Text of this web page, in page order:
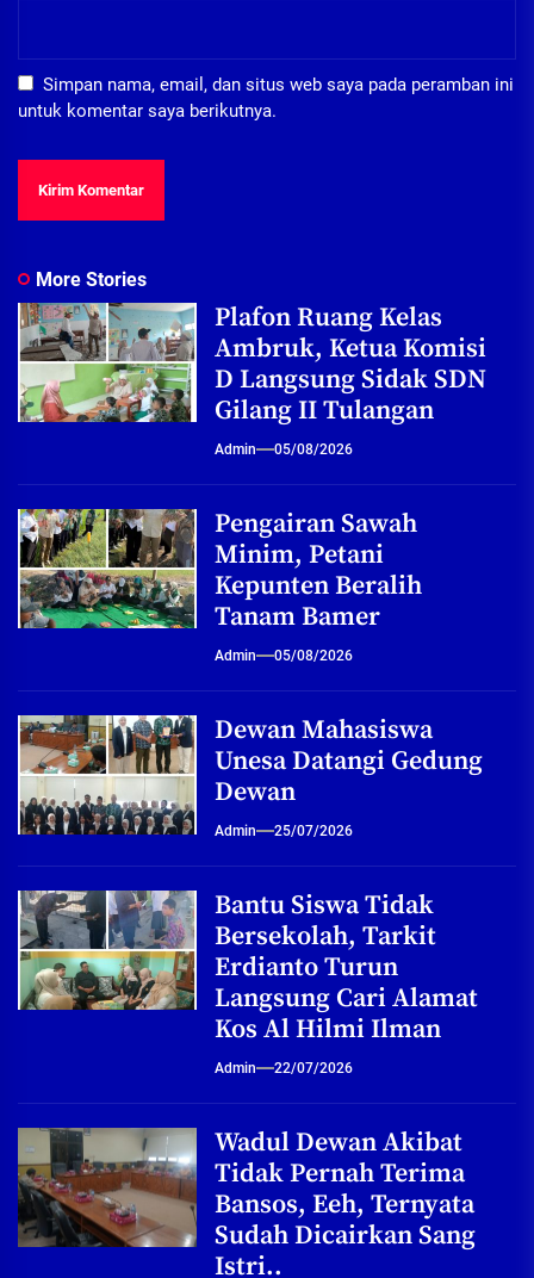
Simpan nama, email, dan situs web saya pada peramban ini
untuk komentar saya berikutnya.
More Stories
Plafon Ruang Kelas
Ambruk, Ketua Komisi
D Langsung Sidak SDN
Gilang II Tulangan
Admin 05/08/2026
Pengairan Sawah
Minim, Petani
Kepunten Beralih
Tanam Bamer
Admin 05/08/2026
Dewan Mahasiswa
Unesa Datangi Gedung
Dewan
Admin 25/07/2026
Bantu Siswa Tidak
Bersekolah, Tarkit
Erdianto Turun
Langsung Cari Alamat
Kos Al Hilmi Ilman
Admin 22/07/2026
Wadul Dewan Akibat
Tidak Pernah Terima
Bansos, Eeh, Ternyata
Sudah Dicairkan Sang
Istri..